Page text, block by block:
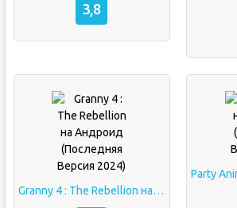
3,8
Granny 4 : The Rebellion на Андроид (Последняя Версия 2024)